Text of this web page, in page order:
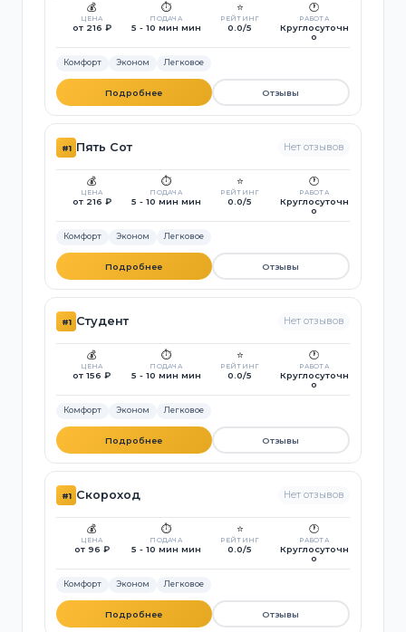
💰
ЦЕНА
от 216 ₽
⏱️
ПОДАЧА
5 - 10 мин мин
⭐
РЕЙТИНГ
0.0/5
🕐
РАБОТА
Круглосуточн
о
Комфорт Эконом Легковое
Подробнее Отзывы
#1 Пять Сот Нет отзывов
💰
ЦЕНА
от 216 ₽
⏱️
ПОДАЧА
5 - 10 мин мин
⭐
РЕЙТИНГ
0.0/5
🕐
РАБОТА
Круглосуточн
о
Комфорт Эконом Легковое
Подробнее Отзывы
#1 Студент Нет отзывов
💰
ЦЕНА
от 156 ₽
⏱️
ПОДАЧА
5 - 10 мин мин
⭐
РЕЙТИНГ
0.0/5
🕐
РАБОТА
Круглосуточн
о
Комфорт Эконом Легковое
Подробнее Отзывы
#1 Скороход Нет отзывов
💰
ЦЕНА
от 96 ₽
⏱️
ПОДАЧА
5 - 10 мин мин
⭐
РЕЙТИНГ
0.0/5
🕐
РАБОТА
Круглосуточн
о
Комфорт Эконом Легковое
Подробнее Отзывы